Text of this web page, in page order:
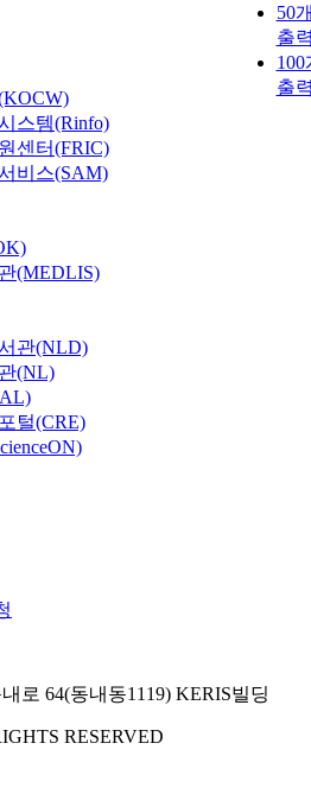
50
출
100
출
스템(Rinfo)
센터(FRIC)
비스(SAM)
(MEDLIS)
관(NLD)
(NL)
털(CRE)
로 64(동내동1119) KERIS빌딩
RESERVED